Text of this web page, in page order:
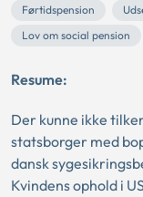
Førtidspension
Lov om social pension
Resume:
Der kunne ikke
statsborger med
dansk
Kvindens ophold i